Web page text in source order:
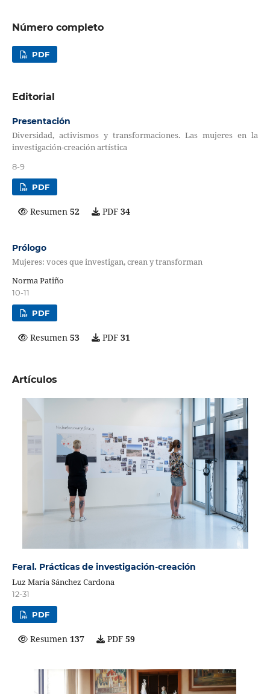
Número completo
PDF
Editorial
Presentación
Diversidad, activismos y transformaciones. Las mujeres en la
investigación-creación artística
8-9
PDF
Resumen 52 PDF 34
Prólogo
Mujeres: voces que investigan, crean y transforman
Norma Patiño
10-11
PDF
Resumen 53 PDF 31
Artículos
Feral. Prácticas de investigación-creación
Luz María Sánchez Cardona
12-31
PDF
Resumen 137 PDF 59